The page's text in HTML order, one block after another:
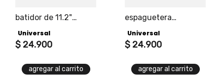
batidor de 11.2"
black
Universal
$ 24.900
agregar al carrito
espaguetera
black
Universal
$ 24.900
agregar al carrito